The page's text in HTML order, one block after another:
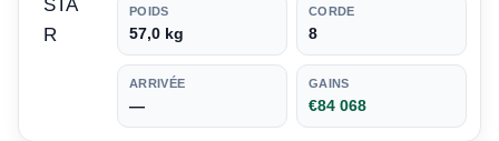
POIDS
57,0 kg
CORDE
8
ARRIVÉE
—
GAINS
€84 068